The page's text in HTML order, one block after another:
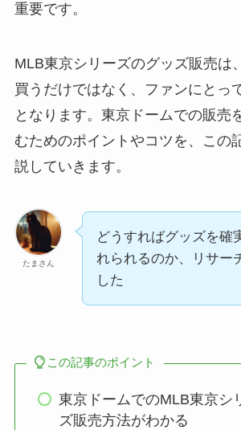
重要です。
MLB東京シリーズのグッズ販売は
買うだけではなく、ファンにとっ
となります。東京ドームでの販売
むためのポイントやコツを、この
説していきます。
たまさん
どうすればグッズを確
れられるのか、リサー
した
この記事のポイント
東京ドームでのMLB東京シ
ズ販売方法がわかる